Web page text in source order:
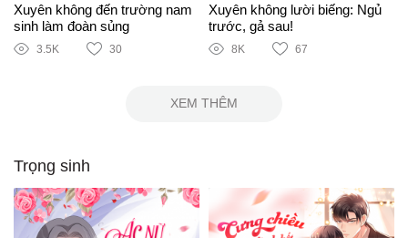
Xuyên không đến trường nam
sinh làm đoàn sủng
3.5K 30
Xuyên không lười biếng: Ngủ
trước, gả sau!
8K 67
XEM THÊM
Trọng sinh